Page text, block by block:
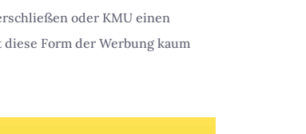
oder KMU einen
Form der Werbung kaum